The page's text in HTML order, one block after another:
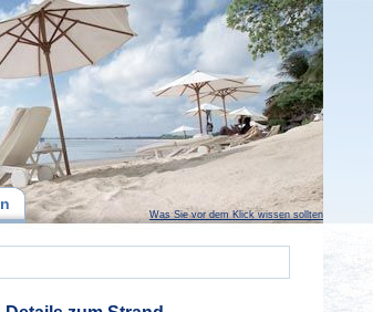
Was Sie vor dem Klick wissen sollten